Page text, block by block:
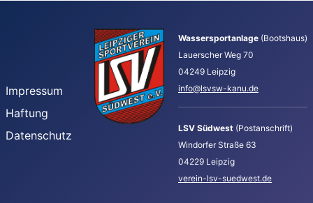
Impressum
Haftung
Datenschutz
Wassersportanlage (Bootshaus)
Lauerscher Weg 70
04249 Leipzig
info@lsvsw-kanu.de
LSV Südwest (Postanschrift)
Windorfer Straße 63
04229 Leipzig
verein-lsv-suedwest.de